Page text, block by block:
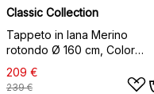
Classic Collection
Tappeto in lana Merino
rotondo Ø 160 cm, Color
cemento
209 €
239 €